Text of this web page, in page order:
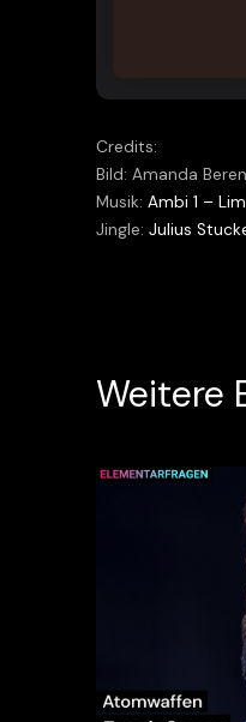
Credits:
Bild: Amanda
Musik: Ambi 1 –
Jingle: Julius
Weitere